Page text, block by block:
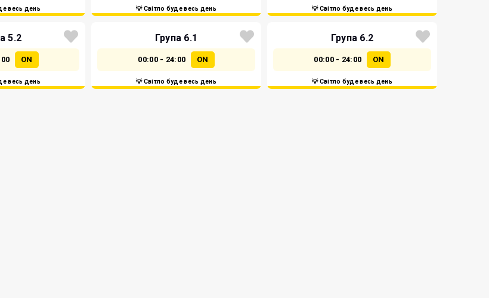
весь день 💡 Світло буде весь день 💡 Світло буде весь день
5.2
ON
весь день
Група 6.1
00:00 - 24:00 ON
💡 Світло буде весь день
Група 6.2
00:00 - 24:00 ON
💡 Світло буде весь день